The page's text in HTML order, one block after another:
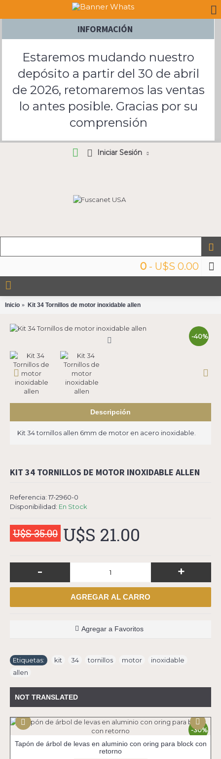
INFORMACIÓN
Estaremos mudando nuestro
depósito a partir del 30 de abril
de 2026, retomaremos las ventas
lo antes posible. Gracias por su
comprensión
Iniciar Sesión
0 - U$S 0.00
Inicio Kit 34 Tornillos de motor inoxidable allen
-40%
Descripción
Kit 34 tornillos allen 6mm de motor en acero inoxidable.
KIT 34 TORNILLOS DE MOTOR INOXIDABLE ALLEN
Referencia: 17-2960-0
Disponibilidad: En Stock
U$S 35.00 U$S 21.00
- +
AGREGAR AL CARRO
Agregar a Favoritos
Etiquetas: kit 34 tornillos motor inoxidable
allen
NOT TRANSLATED
-30%
Tapón de árbol de levas en aluminio con oring para block con
retorno